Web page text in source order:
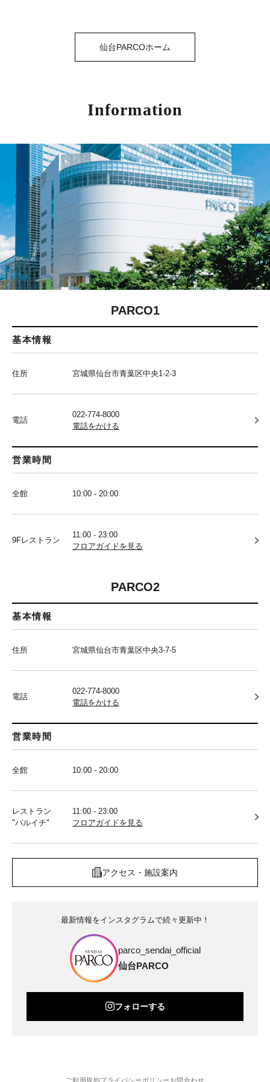
仙台PARCOホーム
Information
PARCO1
基本情報
住所 宮城県仙台市青葉区中央1-2-3
電話
022-774-8000
電話をかける
営業時間
全館 10:00 - 20:00
9Fレストラン
11:00 - 23:00
フロアガイドを見る
PARCO2
基本情報
住所 宮城県仙台市青葉区中央3-7-5
電話
022-774-8000
電話をかける
営業時間
全館 10:00 - 20:00
レストラン
"パルイチ"
11:00 - 23:00
フロアガイドを見る
アクセス・施設案内
最新情報をインスタグラムで続々更新中！
parco_sendai_official
仙台PARCO
フォローする
ご利用規約プライバシーポリシー お問合わせ